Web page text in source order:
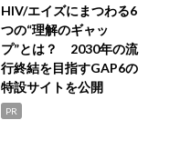
HIV/エイズにまつわる6
つの“理解のギャッ
プ”とは？ 2030年の流
行終結を目指すGAP6の
特設サイトを公開
PR